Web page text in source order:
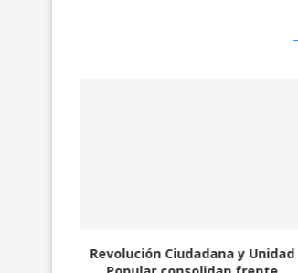
Revolución Ciudadana y Unidad